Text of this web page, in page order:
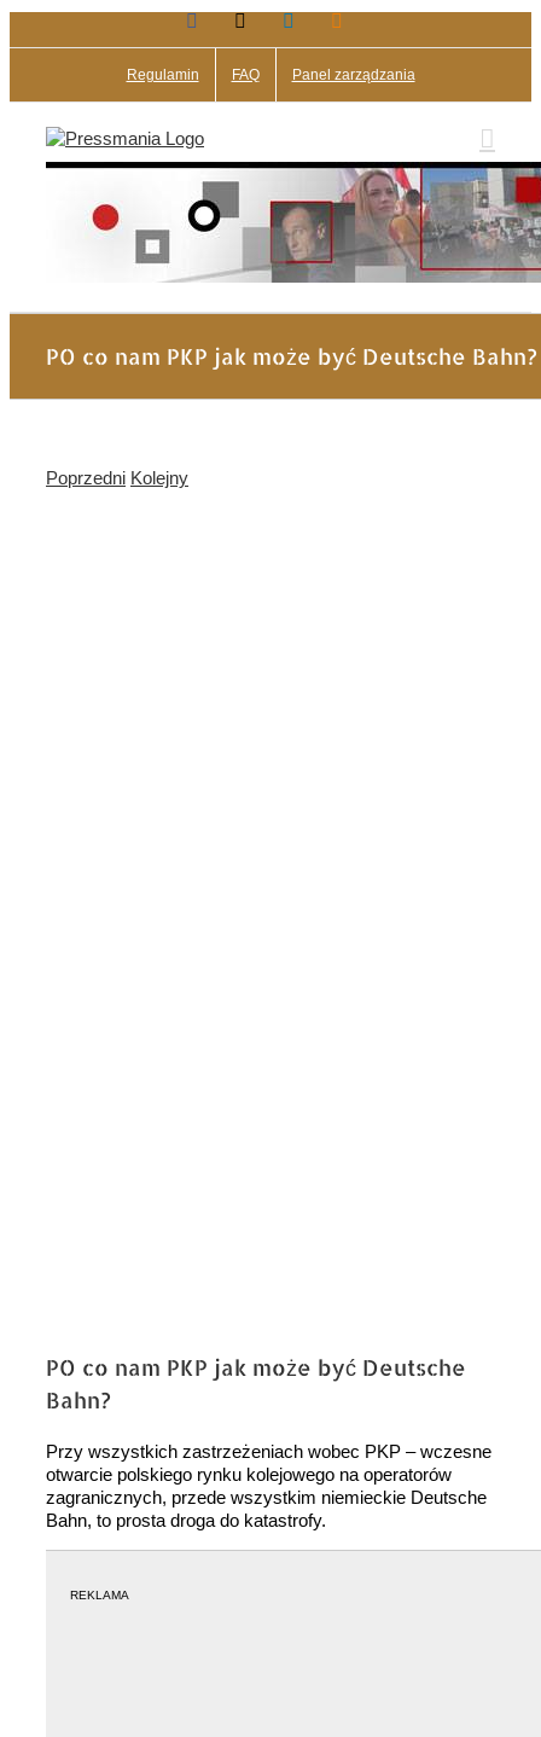
do
Facebook LinkedIn
Regulamin FAQ Panel zarządzania
PO co nam PKP jak może być Deutsche Bahn?
Poprzedni Kolejny
PO co nam PKP jak może być Deutsche
Bahn?
Przy wszystkich zastrzeżeniach wobec PKP – wczesne
otwarcie polskiego rynku kolejowego na operatorów
zagranicznych, przede wszystkim niemieckie Deutsche
Bahn, to prosta droga do katastrofy.
REKLAMA